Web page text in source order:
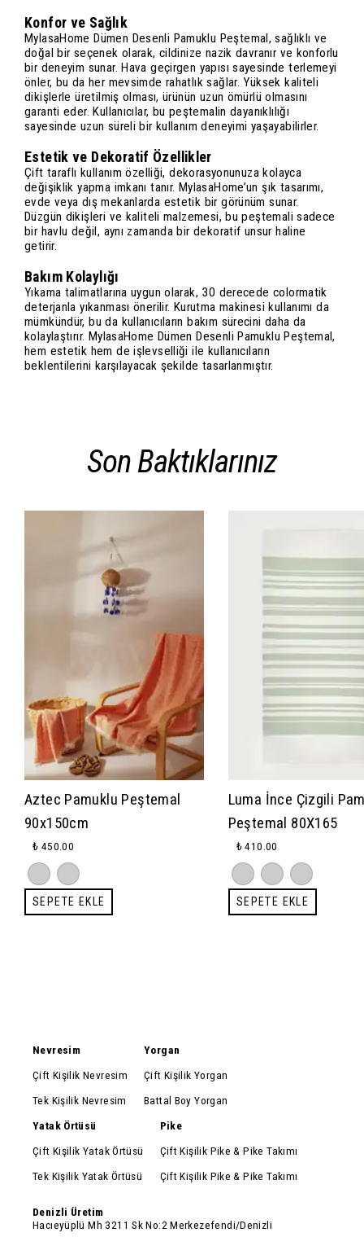
Konfor ve Sağlık
MylasaHome Dümen Desenli Pamuklu Peştemal, sağlıklı ve
doğal bir seçenek olarak, cildinize nazik davranır ve konforlu
bir deneyim sunar. Hava geçirgen yapısı sayesinde terlemeyi
önler, bu da her mevsimde rahatlık sağlar. Yüksek kaliteli
dikişlerle üretilmiş olması, ürünün uzun ömürlü olmasını
garanti eder. Kullanıcılar, bu peştemalin dayanıklılığı
sayesinde uzun süreli bir kullanım deneyimi yaşayabilirler.
Estetik ve Dekoratif Özellikler
Çift taraflı kullanım özelliği, dekorasyonunuza kolayca
değişiklik yapma imkanı tanır. MylasaHome’un şık tasarımı,
evde veya dış mekanlarda estetik bir görünüm sunar.
Düzgün dikişleri ve kaliteli malzemesi, bu peştemali sadece
bir havlu değil, aynı zamanda bir dekoratif unsur haline
getirir.
Bakım Kolaylığı
Yıkama talimatlarına uygun olarak, 30 derecede colormatik
deterjanla yıkanması önerilir. Kurutma makinesi kullanımı da
mümkündür, bu da kullanıcıların bakım sürecini daha da
kolaylaştırır. MylasaHome Dümen Desenli Pamuklu Peştemal,
hem estetik hem de işlevselliği ile kullanıcıların
beklentilerini karşılayacak şekilde tasarlanmıştır.
Son Baktıklarınız
Aztec Pamuklu Peştemal
90x150cm
₺ 450.00
SEPETE EKLE
Luma İnce Çizgili
Peştemal 80X165
₺ 410.00
SEPETE EKLE
Nevresim
Çift Kişilik Nevresim
Tek Kişilik Nevresim
Yorgan
Çift Kişilik Yorgan
Battal Boy Yorgan
Yatak Örtüsü
Çift Kişilik Yatak Örtüsü
Tek Kişilik Yatak Örtüsü
Pike
Çift Kişilik Pike & Pike Takımı
Çift Kişilik Pike & Pike Takımı
Denizli Üretim
Hacıeyüplü Mh 3211 Sk No:2 Merkezefendi/Denizli